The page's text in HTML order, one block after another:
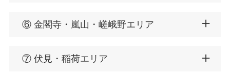
⑥金閣寺・嵐山・嵯峨野エリア
⑦伏見・稲荷エリア